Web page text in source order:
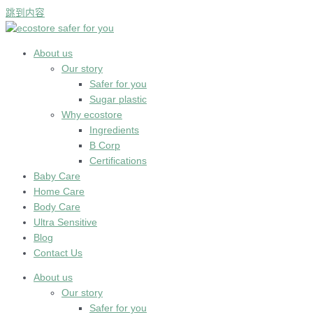
跳到内容
About us
Our story
Safer for you
Sugar plastic
Why ecostore
Ingredients
B Corp
Certifications
Baby Care
Home Care
Body Care
Ultra Sensitive
Blog
Contact Us
About us
Our story
Safer for you